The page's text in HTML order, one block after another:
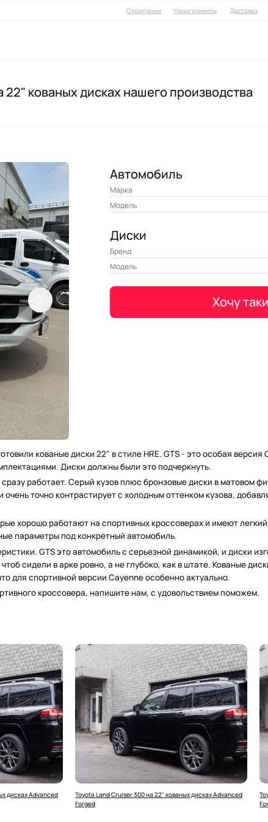
О компании Наши клиенты Доставка
22" кованых дисках нашего производства
Автомобиль
Марка
Модель
Диски
Бренд
Модель
Хочу
кованые диски 22" в стиле HRE. GTS - это особая
Диски должны были это подчеркнуть.
работает. Серый кузов плюс бронзовые диски в матовом
точно контрастирует с холодным оттенком кузова,
хорошо работают на спортивных кроссоверах и имеют
параметры под конкретный автомобиль.
GTS это автомобиль с серьезной динамикой, и диски
сидели в арке ровно, а не глубоко, как в штате. Кованые
для спортивной версии Cayenne особенно актуально.
кроссовера, напишите нам, с удовольствием поможем.
дисках Advanced
Toyota Land Cruiser 300 на 22" кованых дисках Advanced
Forged